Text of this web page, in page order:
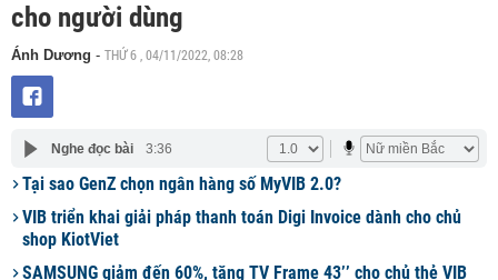
cho người dùng
Ánh Dương - THỨ 6 , 04/11/2022, 08:28
Nghe đọc bài 3:36
Tại sao GenZ chọn ngân hàng số MyVIB 2.0?
VIB triển khai giải pháp thanh toán Digi Invoice dành cho chủ
shop KiotViet
SAMSUNG giảm đến 60%, tặng TV Frame 43’’ cho chủ thẻ VIB